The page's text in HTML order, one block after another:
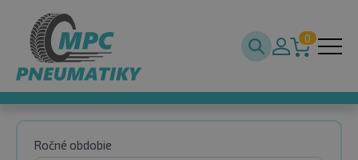
0
Ročné obdobie